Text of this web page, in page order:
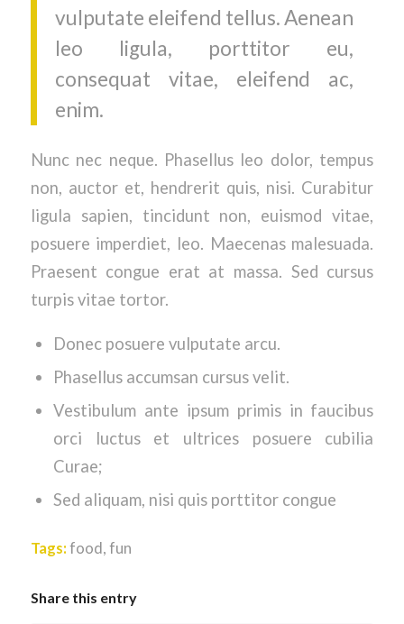
vulputate eleifend tellus. Aenean
leo ligula, porttitor eu,
consequat vitae, eleifend ac,
enim.
Nunc nec neque. Phasellus leo dolor, tempus
non, auctor et, hendrerit quis, nisi. Curabitur
ligula sapien, tincidunt non, euismod vitae,
posuere imperdiet, leo. Maecenas malesuada.
Praesent congue erat at massa. Sed cursus
turpis vitae tortor.
Donec posuere vulputate arcu.
Phasellus accumsan cursus velit.
Vestibulum ante ipsum primis in faucibus
orci luctus et ultrices posuere cubilia
Curae;
Sed aliquam, nisi quis porttitor congue
Tags: food , fun
Share this entry